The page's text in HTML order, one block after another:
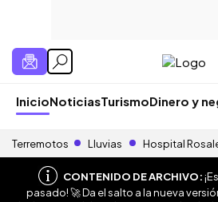
InicioNoticiasTurismoDinero y
Terremotos Lluvias Hospital
CONTENIDO DE ARCHIVO:
pasado! 🚀 Da el salto a la nueva